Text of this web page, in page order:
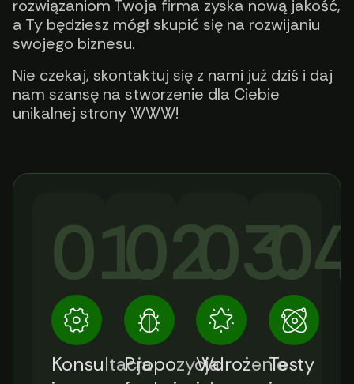
rozwiązaniom Twoja firma zyska nową jakość,
a Ty będziesz mógł skupić się na rozwijaniu
swojego biznesu.
Nie czekaj, skontaktuj się z nami już dziś i daj
nam szansę na stworzenie dla Ciebie
unikalnej strony WWW!
01.
Konsultacja
02.
Propozycja
03.
WdrożenieTesty